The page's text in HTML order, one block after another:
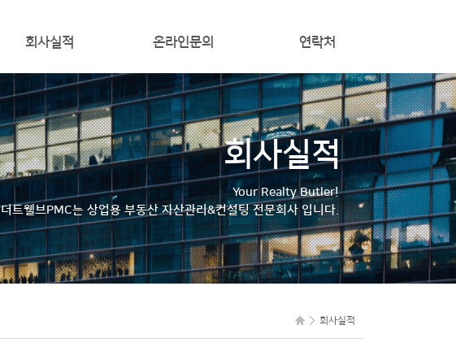
회사실적 온라인문의 연락처
회사실적
Your Realty Butler!
더트웰브PMC는 상업용 부동산 자산관리&컨설팅 전문회사 입니다.
회사실적